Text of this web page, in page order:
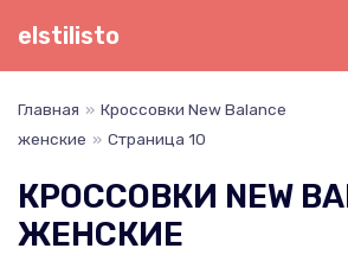
Перейти
elstilisto
Главная » Кроссовки New Balance
женские » Страница 10
КРОССОВКИ NEW
ЖЕНСКИЕ